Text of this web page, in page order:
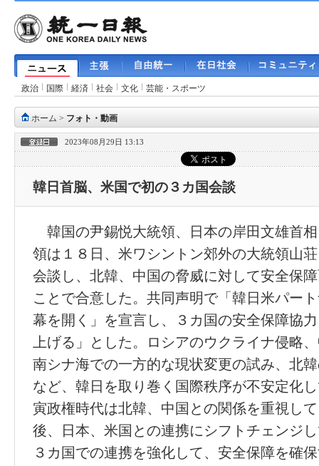
政治 国際 経済 社会 文化 芸能・スポーツ
ホーム > フォト・動画
2023年08月29日 13:13
韓日首脳、米国で初の３カ国会談
韓国の尹錫悦大統領、日本の岸田文雄首
領は１８日、米ワシントン郊外の大統領山
会談し、北韓、中国の脅威に対して安全保
ことで合意した。共同声明で「韓日米パー
幕を開く」を宣言し、３カ国の安全保障協
上げる」とした。ロシアのウクライナ侵略
南シナ海での一方的な現状変更の試み、北
など、韓日を取り巻く国際秩序が不安定化
寅政権時代は北韓、中国との関係を重視し
後、日本、米国との連携にシフトチェンジ
３カ国での連携を強化して、安全保障を確